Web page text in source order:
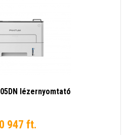
lézernyomtató
947 ft.